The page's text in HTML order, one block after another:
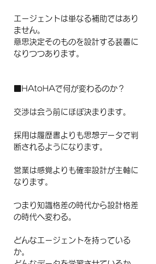
エージェントは単なる補助ではあり
ません。
意思決定そのものを設計する装置に
なりつつあります。
■HAtoHAで何が変わるのか？
交渉は会う前にほぼ決まります。
採用は履歴書よりも思想データで判
断されるようになります。
営業は感覚よりも確率設計が主軸に
なります。
つまり知識格差の時代から設計格差
の時代へ変わる。
どんなエージェントを持っている
か。